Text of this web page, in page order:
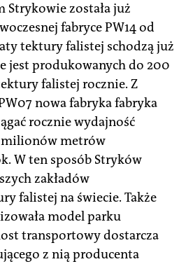
została już
fabryce PW14 od
tektury falistej schodzą już
jest produkowanych do 200
falistej rocznie. Z
nowa fabryka fabryka
rocznie wydajność
milionów metrów
W ten sposób Stryków
zakładów
falistej na świecie. Także
model parku
transportowy dostarcza
z nią producenta